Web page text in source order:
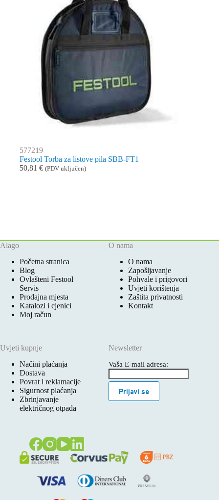
577219
Festool Torba za listove pila SBB-FT1
50,81 € (PDV uključen)
Alago
Početna stranica
Blog
Ovlašteni Festool
Servis
Prodajna mjesta
Katalozi i cjenici
Moj račun
O nama
O nama
Zapošljavanje
Pohvale i prigovori
Uvjeti korištenja
Zaštita privatnosti
Kontakt
Uvjeti kupnje
Načini plaćanja
Dostava
Povrat i reklamacije
Sigurnost plaćanja
Zbrinjavanje
električnog otpada
Newsletter
Vaša E-mail adresa:
Prijavi se